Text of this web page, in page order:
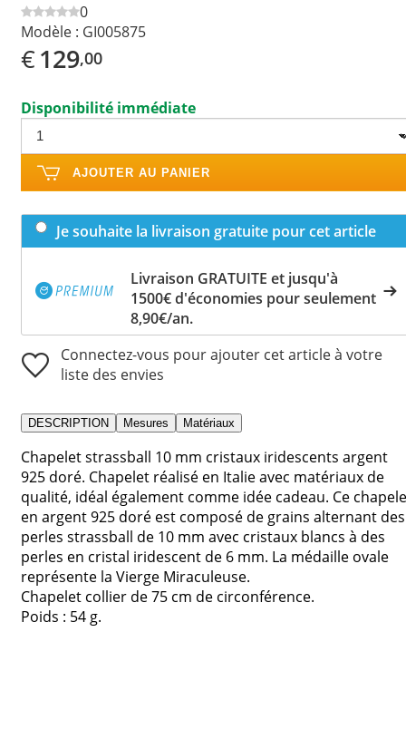
0
Modèle : GI005875
€129,00
Disponibilité immédiate
AJOUTER AU PANIER
Je souhaite la livraison gratuite pour cet article
Livraison GRATUITE et jusqu'à
1500€ d'économies pour seulement
8,90€/an.
Connectez-vous pour ajouter cet article à votre
liste des envies
DESCRIPTION Mesures Matériaux
Chapelet strassball 10 mm cristaux iridescents argent
925 doré. Chapelet réalisé en Italie avec matériaux de
qualité, idéal également comme idée cadeau. Ce
en argent 925 doré est composé de grains alternant des
perles strassball de 10 mm avec cristaux blancs à des
perles en cristal iridescent de 6 mm. La médaille ovale
représente la Vierge Miraculeuse.
Chapelet collier de 75 cm de circonférence.
Poids : 54 g.